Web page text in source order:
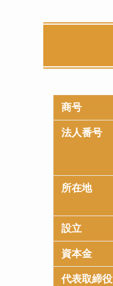
商号
法人番号
所在地
設立
資本金
代表取締役